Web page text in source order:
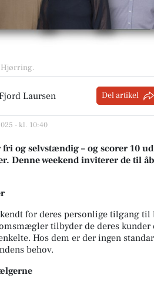
Hjørring.
Laursen Del artikel
- kl. 10:40
og selvstændig – og scorer 10
Denne weekend inviterer de til
for deres personlige tilgang
tilbyder de deres kunder
Hos dem er der ingen
behov.